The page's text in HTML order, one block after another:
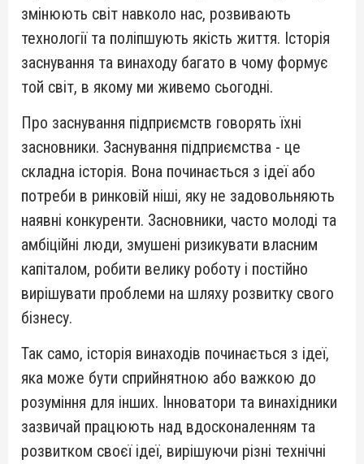
змінюють світ навколо нас, розвивають
технології та поліпшують якість життя. Історія
заснування та винаходу багато в чому формує
той світ, в якому ми живемо сьогодні.
Про заснування підприємств говорять їхні
засновники. Заснування підприємства - це
складна історія. Вона починається з ідеї або
потреби в ринковій ніші, яку не задовольняють
наявні конкуренти. Засновники, часто молоді та
амбіційні люди, змушені ризикувати власним
капіталом, робити велику роботу і постійно
вирішувати проблеми на шляху розвитку свого
бізнесу.
Так само, історія винаходів починається з ідеї,
яка може бути сприйнятною або важкою до
розуміння для інших. Інноватори та винахідники
зазвичай працюють над вдосконаленням та
розвитком своєї ідеї, вирішуючи різні технічні